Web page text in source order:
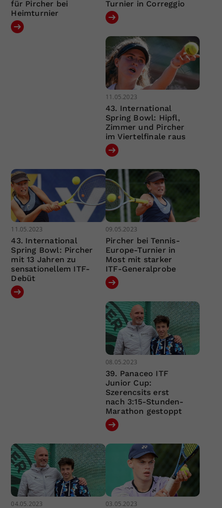
für Pircher bei
Heimturnier
Turnier in Correggio
11.05.2023
43. International
Spring Bowl: Hipfl,
Zimmer und Pircher
im Viertelfinale raus
11.05.2023
43. International
Spring Bowl: Pircher
mit 13 Jahren zu
sensationellem ITF-
Debüt
09.05.2023
Pircher bei Tennis-
Europe-Turnier in
Most mit starker
ITF-Generalprobe
08.05.2023
39. Panaceo ITF
Junior Cup:
Szerencsits erst
nach 3:15-Stunden-
Marathon gestoppt
04.05.2023 03.05.2023